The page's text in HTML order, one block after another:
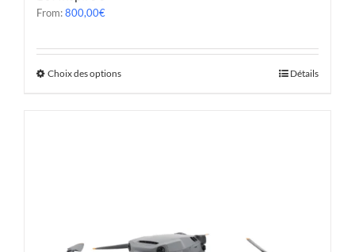
From:800,00€
Choix des options Détails